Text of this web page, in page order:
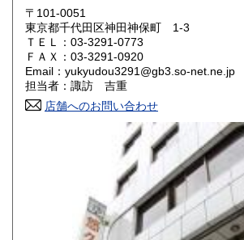
岡山県
山口県 600円
香川県 600円 愛媛県
高知県 600円
600円 長崎県
600円 大分県
600円 鹿児島県
〒101-0051
東京都千代田区神田神保町 1-3
ＴＥＬ：03-3291-0773
ＦＡＸ：03-3291-0920
Email：yukyudou3291@gb3.so-net.ne.jp
担当者：諏訪 吉重
店舗へのお問い合わせ